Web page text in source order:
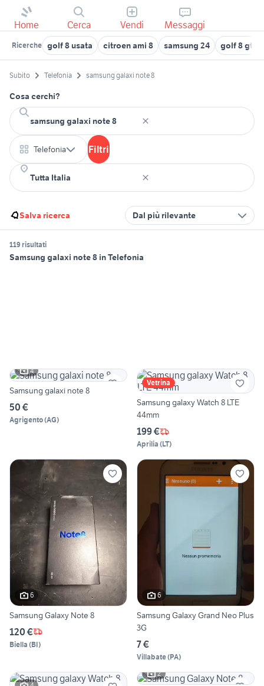
Home Cerca Vendi Messaggi
Ricerche golf 8 usata citroen ami 8 samsung 24 golf 8 gti
Subito Telefonia samsung galaxi note 8
Cosa cerchi?
Telefonia Filtri
Salva ricerca Dal più rilevante
119 risultati
Samsung galaxi note 8 in Telefonia
4
Samsung galaxi note 8
50 €
Agrigento(AG)
Vetrina
Samsung galaxy Watch 8 LTE
44mm
199 €
Aprilia (LT)
6
Samsung Galaxy Note 8
120 €
Biella (BI)
6
Samsung Galaxy Grand Neo Plus
3G
7 €
Villabate(PA)
2